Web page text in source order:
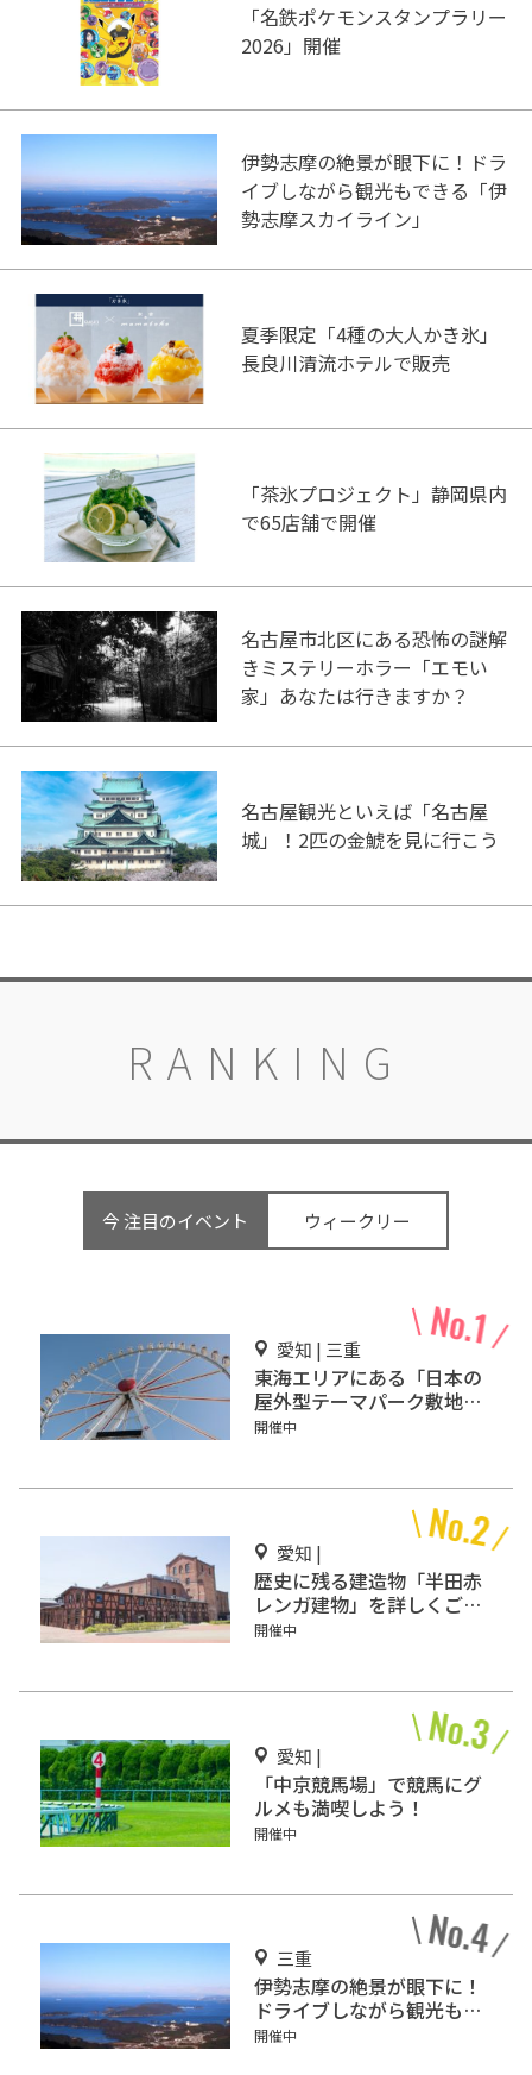
「名鉄ポケモンスタンプラリー
2026」開催
伊勢志摩の絶景が眼下に！ドラ
イブしながら観光もできる「伊
勢志摩スカイライン」
夏季限定「4種の大人かき氷」
長良川清流ホテルで販売
「茶氷プロジェクト」静岡県内
で65店舗で開催
名古屋市北区にある恐怖の謎解
きミステリーホラー「エモい
家」あなたは行きますか？
名古屋観光といえば「名古屋
城」！2匹の金鯱を見に行こう
RANKING
今 注目のイベント ウィークリー
愛知 | 三重
東海エリアにある「日本の
屋外型テーマパーク敷地面
積ランキング」入りしてい
開催中
愛知 |
歴史に残る建造物「半田赤
レンガ建物」を詳しくご紹
介！
開催中
愛知 |
「中京競馬場」で競馬にグ
ルメも満喫しよう！
開催中
三重
伊勢志摩の絶景が眼下に！
ドライブしながら観光もで
きる「伊勢志摩スカイライ
開催中